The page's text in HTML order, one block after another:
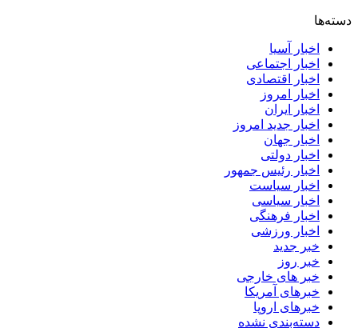
دسته‌ها
اخبار آسیا
اخبار اجتماعی
اخبار اقتصادی
اخبار امروز
اخبار ایران
اخبار جدید امروز
اخبار جهان
اخبار دولتی
اخبار رئیس جمهور
اخبار سیاست
اخبار سیاسی
اخبار فرهنگی
اخبار ورزشی
خبر جدید
خبر روز
خبر های خارجی
خبرهای آمریکا
خبرهای اروپا
دسته‌بندی نشده